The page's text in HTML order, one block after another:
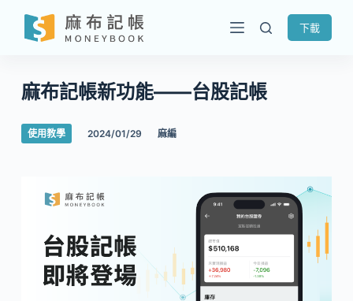
跳
至
要
內
容
下載
麻布記帳新功能——台股記帳
使用教學 2024/01/29 麻編